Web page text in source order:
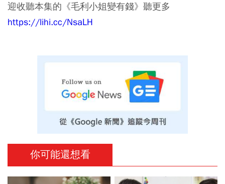
迎收聽本集的《毛利小姐變有錢》聽更多
https://lihi.cc/NsaLH
你可能還想看